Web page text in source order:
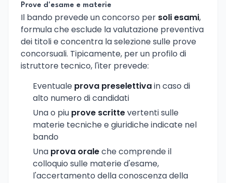
Prove d'esame e materie
Il bando prevede un concorso per soli esami,
formula che esclude la valutazione preventiva
dei titoli e concentra la selezione sulle prove
concorsuali. Tipicamente, per un profilo di
istruttore tecnico, l'iter prevede:
Eventuale prova preselettivain caso di
alto numero di candidati
Una o piu prove scrittevertenti sulle
materie tecniche e giuridiche indicate nel
bando
Una prova oraleche comprende il
colloquio sulle materie d'esame,
l'accertamento della conoscenza della